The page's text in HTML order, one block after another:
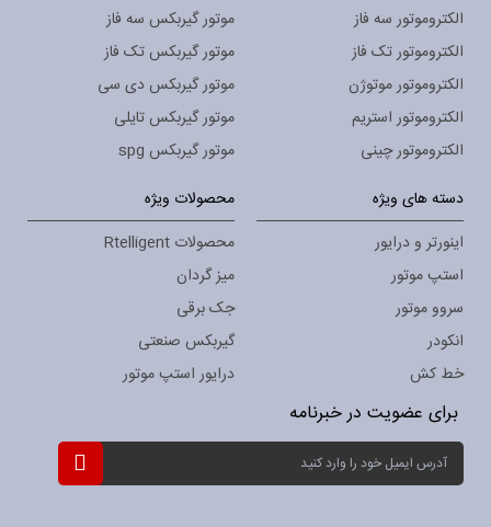
الکتروموتور سه فاز
الکتروموتور تک فاز
الکتروموتور موتوژن
الکتروموتور استریم
الکتروموتور چینی
موتور گیربکس سه فاز
موتور گیربکس تک فاز
موتور گیربکس دی سی
موتور گیربکس تایلی
موتور گیربکس spg
دسته های ویژه
اینورتر و درایور
استپ موتور
سروو موتور
انکودر
خط کش
محصولات ویژه
محصولات Rtelligent
میز گردان
جک برقی
گیربکس صنعتی
درایور استپ موتور
برای عضویت در خبرنامه
ثبت
برای